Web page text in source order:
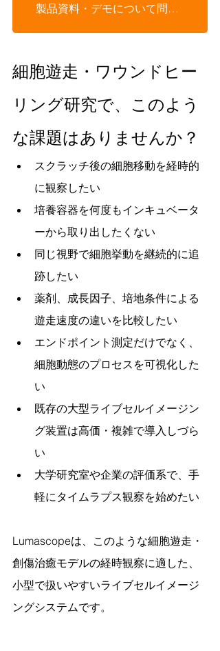
製品資料・デモについて問い合わせる
細胞遊走・ワウンドヒー
リング研究で、このよう
な課題はありませんか？
スクラッチ後の細胞移動を経時的
に観察したい
培養容器を何度もインキュベータ
ーから取り出したくない
同じ視野で細胞挙動を継続的に追
跡したい
薬剤、成長因子、培地条件による
遊走速度の違いを比較したい
エンドポイント測定だけでなく、
細胞動態のプロセスを可視化した
い
既存の大型ライブセルイメージン
グ装置は高価・複雑で導入しづら
い
大学研究室や企業の評価系で、手
軽にタイムラプス観察を始めたい
Lumascopeは、このような細胞遊走・
創傷治癒モデルの経時観察に適した、
小型で扱いやすいライブセルイメージ
ングシステムです。